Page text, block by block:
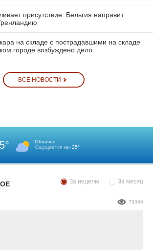
присутствие: Бельгия направит
на складе с пострадавшими на складе
городе возбуждено дело
ВСЕ НОВОСТИ
Облачно
Ощущается как 25°
За неделю За месяц
78398